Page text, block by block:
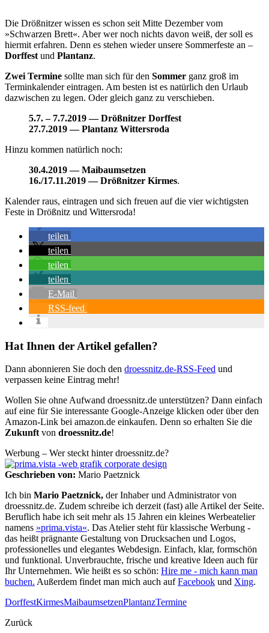
Die Drößnitzer wissen es schon seit Mitte Dezember vom
»Schwarzen Brett«. Aber wer noch nichts davon weiß, der soll es
hiermit erfahren. Denn es stehen wieder unsere Sommerfeste an –
Dorffest und Plantanz.
Zwei Termine sollte man sich für den Sommer ganz groß im
Terminkalender eintragen. Am besten ist es natürlich den Urlaub
dazwischen zu legen. Oder gleich ganz zu verschieben.
5.7. – 7.7.2019 — Drößnitzer Dorffest
27.7.2019 — Plantanz Wittersroda
Hinzu kommen natürlich noch:
30.4.2019 — Maibaumsetzen
16./17.11.2019 — Drößnitzer Kirmes.
Kalender raus, eintragen und sich freuen auf die vier wichtigsten
Feste in Drößnitz und Wittersroda!
teilen
teilen
teilen
teilen
E-Mail
RSS-feed
Hat Ihnen der Artikel gefallen?
Dann abonnieren Sie doch den droessnitz.de-RSS-Feed und
verpassen keine Eintrag mehr!
Wollen Sie ohne Aufwand droessnitz.de unterstützen? Dann einfach
auf eine für Sie interessante Google-Anzeige klicken oder über den
Amazon-Link bei amazon.de einkaufen. Denn so erhalten Sie die
Zukunft von droessnitz.de!
Werbung – Wer steckt hinter droessnitz.de?
Geschrieben von: Mario Paetznick
Ich bin Mario Paetznick, der Inhaber und Administrator von
droessnitz.de. Zudem schreibe ich derzeit (fast) alle Artikel der Seite.
Beruflich habe ich seit mehr als 15 Jahren ein kleines Werbeatelier
namens »prima.vista«. Das Atelier steht für klassische Werbung -
das heißt prägnante Gestaltung von Drucksachen und Logos,
professionelles und elegantes Webdesign. Einfach, klar, formschön
und funktional. Unverbrauchte, frische und kreative Ideen auch für
Ihr Unternehmen. Wie heißt es so schön: Hire me - mich kann man
buchen. Außerdem findet man mich auch aufFacebook und Xing.
DorffestKirmesMaibaumsetzenPlantanzTermine
Zurück